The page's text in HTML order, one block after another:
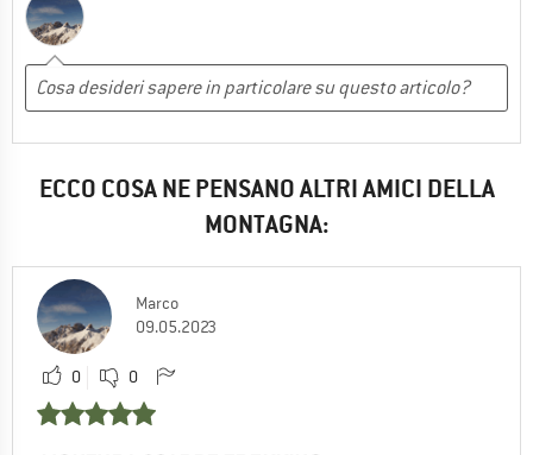
ECCO COSA NE PENSANO ALTRI AMICI DELLA
MONTAGNA:
Marco
09.05.2023
0 0